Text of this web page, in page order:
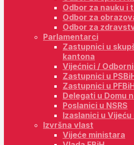
Odbor za nauku i
Odbor za
Odbor za
Parlamentarci
Zastupnici u
kantona
Vijećnici /
Zastupnici u
Zastupnici u
Delegati u Domu
Poslanici u NSRS
Izaslanici u Vijeću
Izvršna vlast
Vijeće ministara